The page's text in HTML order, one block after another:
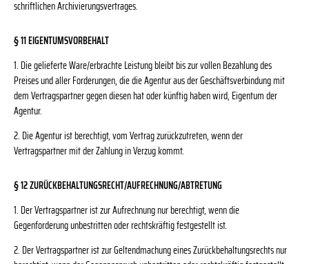
schriftlichen Archivierungsvertrages.
§ 11 EIGENTUMSVORBEHALT
1. Die gelieferte Ware/erbrachte Leistung bleibt bis zur vollen Bezahlung des
Preises und aller Forderungen, die die Agentur aus der Geschäftsverbindung mit
dem Vertragspartner gegen diesen hat oder künftig haben wird, Eigentum der
Agentur.
2. Die Agentur ist berechtigt, vom Vertrag zurückzutreten, wenn der
Vertragspartner mit der Zahlung in Verzug kommt.
§ 12 ZURÜCKBEHALTUNGSRECHT/AUFRECHNUNG/ABTRETUNG
1. Der Vertragspartner ist zur Aufrechnung nur berechtigt, wenn die
Gegenforderung unbestritten oder rechtskräftig festgestellt ist.
2. Der Vertragspartner ist zur Geltendmachung eines Zurückbehaltungsrechts nur